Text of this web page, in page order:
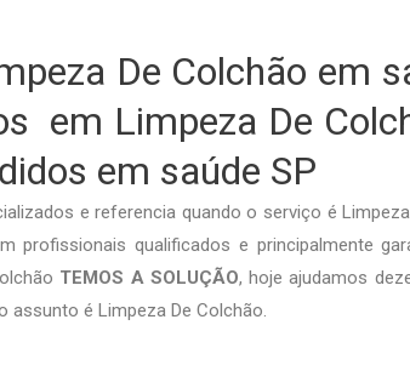
De Colchão em
em Limpeza De
em saúde SP
e referencia quando o serviço é
profissionais qualificados e principalmente
TEMOS A SOLUÇÃO, hoje ajudamos
assunto é Limpeza De Colchão.